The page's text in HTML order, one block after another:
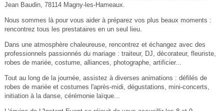
Jean Baudin, 78114 Magny-les-Hameaux.
Nous sommes là pour vous aider à préparez vos plus beaux moments :
rencontrez tous les prestataires en un seul lieu.
Dans une atmosphère chaleureuse, rencontrez et échangez avec des
professionnels passionnés du mariage : traiteur, DJ, décorateur, fleuriste,
robes de mariée, costume, alliances, photographe, artificier...
Tout au long de la journée, assistez à diverses animations : défilés de
robes de mariée et costumes l'après-midi, dégustations, mini-concerts,
initiation à la danse, cérémonie laïque...